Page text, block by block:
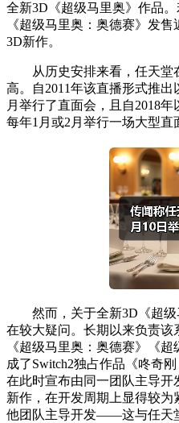
全新3D《超级马里奥》作品
《超级马里奥：奥德赛》发
3D新作。
从历史安排来看，任天堂
高。自2011年该直播形式推出
月举行了直面会，且自2018年
每年1月或2月举行一场大型直
然而，关于全新3D《超
在较大疑问。长期以来负责
《超级马里奥：奥德赛》《
成了Switch2独占作品《咚奇
在此时宣布由同一团队主导开
新作，在开发周期上显得较
他团队主导开发——这与任天